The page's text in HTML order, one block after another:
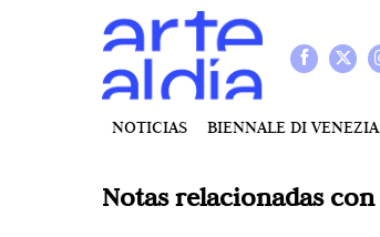
NOTICIAS BIENNALE DI VENEZIA
Notas relacionadas con